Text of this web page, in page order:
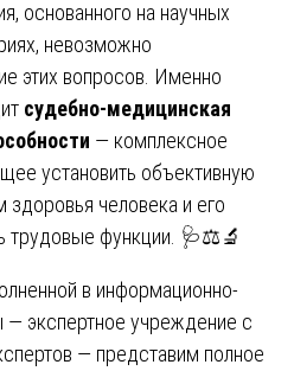
основанного на научных
невозможно
этих вопросов. Именно
судебно-медицинская
— комплексное
установить объективную
человека и его
трудовые функции. 🩺⚖️🔬
в информационно-
— экспертное учреждение с
— представим полное